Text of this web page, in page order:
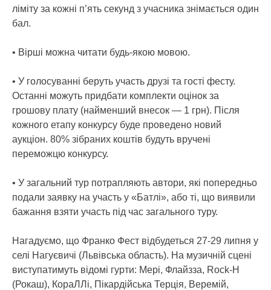
ліміту за кожні п’ять секунд з учасника знімається один
бал.
• Вірші можна читати будь-якою мовою.
• У голосуванні беруть участь друзі та гості фесту.
Останні можуть придбати комплекти оцінок за
грошову плату (найменший внесок — 1 грн). Після
кожного етапу конкурсу буде проведено новий
аукціон. 80% зібраних коштів будуть вручені
переможцю конкурсу.
• У загальний тур потрапляють автори, які попередньо
подали заявку на участь у «Батлі», або ті, що виявили
бажання взяти участь під час загального туру.
Нагадуємо, що Франко Фест відбудеться 27-29 липня у
селі Нагуєвичі (Львівська область). На музичній сцені
виступатимуть відомі гурти: Мері, Флайзза, Rock-H
(Рокаш), КораЛЛі, Пікардійська Терція, Веремій,